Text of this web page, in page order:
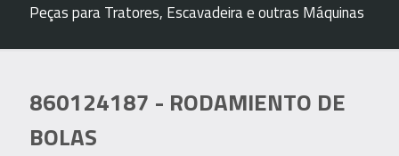
Peças para Tratores, Escavadeira e outras Máquinas
860124187 - RODAMIENTO DE
BOLAS